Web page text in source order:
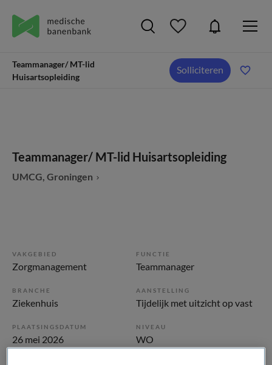
Teammanager/ MT-lid
Huisartsopleiding
Solliciteren
Teammanager/ MT-lid Huisartsopleiding
UMCG, Groningen
VAKGEBIED
Zorgmanagement
FUNCTIE
Teammanager
BRANCHE
Ziekenhuis
AANSTELLING
Tijdelijk met uitzicht op vast
PLAATSINGSDATUM
26 mei 2026
NIVEAU
WO